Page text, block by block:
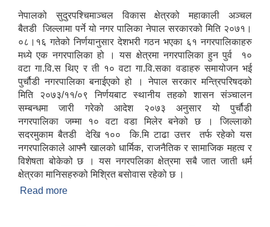
नेपालको सुदुरपश्चिमाञ्चल विकास क्षेत्रको महाकाली अञ्चल
बैतडी जिल्लामा पर्ने यो नगर पालिका नेपाल सरकारको मिति २०७१।
०८।१६ गतेको निर्णयानुसार देशभरी गठन भएका ६१ नगरपालिकाहरु
मध्ये एक नगरपालिका हो । यस क्षेत्रमा नगरपालिका हुन पुर्व १०
वटा गा.वि.स थिए र ती १० वटा गा.वि.सका वडाहरु समायोजन भई
पुर्चौडी नगरपालिका बनाईएको हो । नेपाल सरकार मन्त्रिपरिषदको
मिति २०७३/११/०९ निर्णयबाट स्थानीय तहको शासन संञ्चालन
सम्बन्धमा जारी गरेको आदेश २०७३ अनुसार यो पुर्चौडी
नगरपालिका जम्मा १० वटा वडा मिलेर बनेको छ । जिल्लाको
सदरमुकाम बैतडी देखि १०० कि.मि टाढा उत्तर तर्फ रहेको यस
नगरपालिकाले आफ्नै खालको धार्मिक, राजनैतिक र सामाजिक महत्व र
विशेषता बोकेको छ । यस नगरपलिका क्षेत्रमा सबै जात जाती धर्म
क्षेत्रका मानिसहरुको मिश्रित बसोवास रहेको छ ।
Read more